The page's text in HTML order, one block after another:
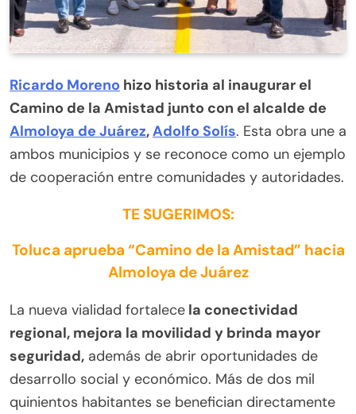
Ricardo Moreno hizo historia al inaugurar el
Camino de la Amistad junto con el alcalde de
Almoloya de Juárez,Adolfo Solís. Esta obra une a
ambos municipios y se reconoce como un ejemplo
de cooperación entre comunidades y autoridades.
TE SUGERIMOS:
Toluca aprueba “Camino de la Amistad” hacia
Almoloya de Juárez
La nueva vialidad fortalece la conectividad
regional, mejora la movilidad y brinda mayor
seguridad, además de abrir oportunidades de
desarrollo social y económico. Más de dos mil
quinientos habitantes se benefician directamente